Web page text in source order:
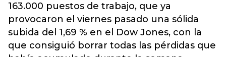
163.000 puestos de trabajo, que ya
provocaron el viernes pasado una sólida
subida del 1,69 % en el Dow Jones, con la
que consiguió borrar todas las pérdidas que